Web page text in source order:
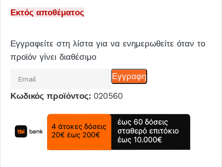
Εκτός αποθέματος
Εγγραφείτε στη λίστα για να ενημερωθείτε όταν το
προϊόν γίνει διαθέσιμο
email
για
να
Εγγραφη
Κωδικός προϊόντος: 020560